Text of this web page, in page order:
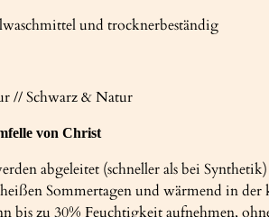
und trocknerbeständig
// Schwarz & Natur
von Christ
abgeleitet (schneller als bei Synthetik)
Sommertagen und wärmend in der
bis zu 30% Feuchtigkeit aufnehmen,